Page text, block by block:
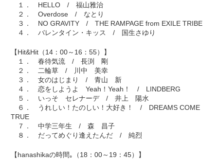
１． HELLO / 福山雅治
２． Overdose / なとり
３． NO GRAVITY / THE RAMPAGE from EXILE TRIBE
４． バレンタイン・キッス / 国生さゆり
【Hit&Hit（14：00～16：55）】
１． 春待気流 / 長渕 剛
２． 二輪草 / 川中 美幸
３． 女のはじまり / 青山 新
４． 恋をしようよ Yeah！Yeah！ / LINDBERG
５． いっそ セレナーデ / 井上 陽水
６． うれしい！たのしい！大好き！ / DREAMS COME
TRUE
７． 中学三年生 / 森 昌子
８． だってめぐり逢えたんだ / 純烈
【hanashikaの時間｡（18：00～19：45）】